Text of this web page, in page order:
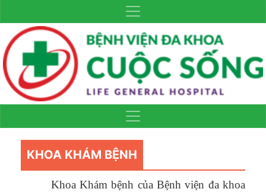
KHOA KHÁM BỆNH
Khoa Khám bệnh của Bệnh viện đa khoa